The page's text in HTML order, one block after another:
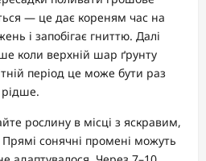
— це дає кореням час на
і запобігає гниттю. Далі
коли верхній шар ґрунту
період це може бути раз
рослину в місці з яскравим,
сонячні промені можуть